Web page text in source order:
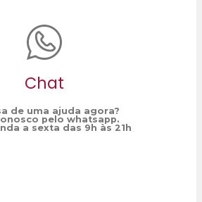
Chat
de uma ajuda agora?
pelo whatsapp.
a sexta das 9h às 21h